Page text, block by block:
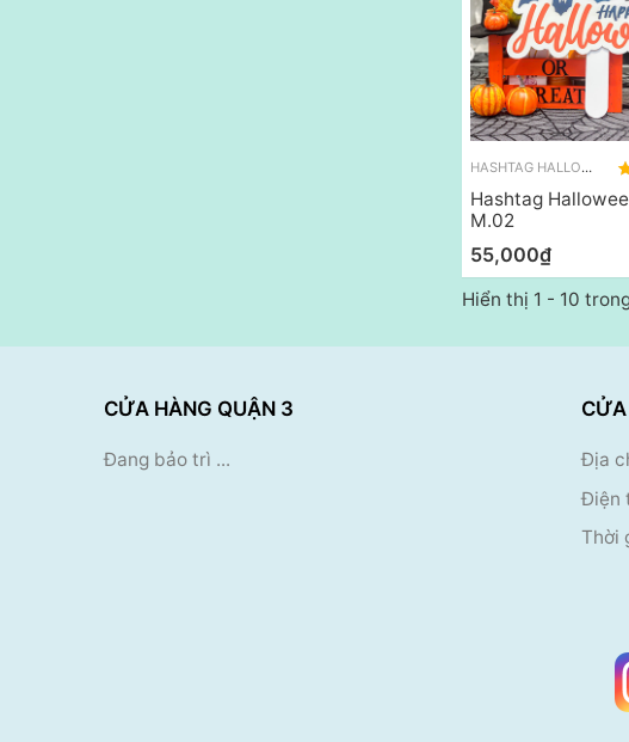
HASHTAG HALLOWEEN
Hashtag
M.02
55,000₫
Hiển thị 1 - 10
CỬA HÀNG QUẬN 3
Đang bảo trì ...
Địa
Điện
Thời